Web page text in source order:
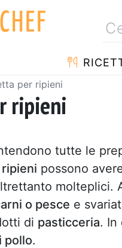
per ripieni
ripieni
tutte le
ripieni possono
molteplici.
o pesce e
di pasticceria. In
pollo.